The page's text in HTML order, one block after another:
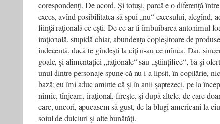
corespondenţi. De acord. Şi totuşi, parcă e o diferenţă
exces, avînd posibilitatea să spui „nu“ excesului, alegînd,
fiinţă raţională ce eşti. De ce ar fi îmbuibarea antonimul
iraţională, stupidă chiar, abundenţa copleşitoare de
indecentă, dacă te gîndeşti la cîţi n-au ce mînca. Dar,
goale, şi alimentaţiei „raţionale“ sau „ştiinţifice“, ba şi
unul dintre personaje spune că nu i-a lipsit, în copilărie,
bază; eu îmi aduc aminte că şi în anii şaptezeci, pe la
nimic, tînjeam, iraţional, fireşte, şi după altele, de care
care, uneori, apucasem să gust, de la blugi americani la
soiul de dulciuri şi alte bunătăţi.